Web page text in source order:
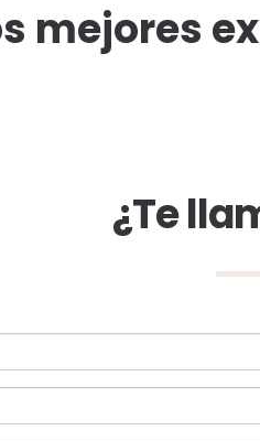
mejores
¿Te